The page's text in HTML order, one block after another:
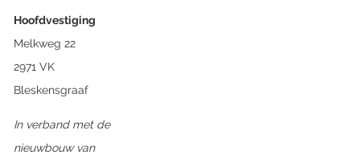
Hoofdvestiging
Melkweg 22
2971 VK
Bleskensgraaf
In verband met de
nieuwbouw van